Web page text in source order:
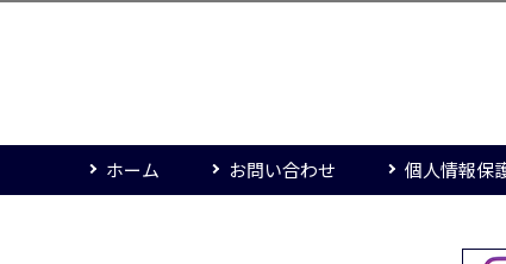
ホーム お問い合わせ 個人情報保